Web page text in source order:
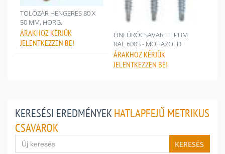
TOLÓZÁR HENGERES 80 X
50 MM, HORG.
ÁRAKHOZ KÉRJÜK
JELENTKEZZEN BE!
ÖNFÚRÓCSAVAR + EPDM
RAL 6005 - MOHAZÖLD
ÁRAKHOZ KÉRJÜK
JELENTKEZZEN BE!
KERESÉSI EREDMÉNYEKHATLAPFEJŰ METRIKUS
CSAVAROK
KERESÉS